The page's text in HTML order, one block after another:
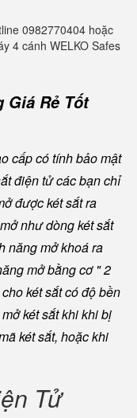
0982770404 hoặc
4 cánh WELKO Safes
Giá Rẻ Tốt
cấp có tính bảo mật
điện tử các bạn chỉ
được két sắt ra
như dòng két sắt
năng mở khoá ra
mở bằng cơ " 2
két sắt có độ bền
két sắt khi khi bị
két sắt, hoặc khi
Tử